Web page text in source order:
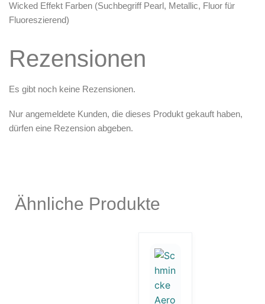
Wicked Effekt Farben (Suchbegriff Pearl, Metallic, Fluor für
Fluoreszierend)
Rezensionen
Es gibt noch keine Rezensionen.
Nur angemeldete Kunden, die dieses Produkt gekauft haben,
dürfen eine Rezension abgeben.
Ähnliche Produkte